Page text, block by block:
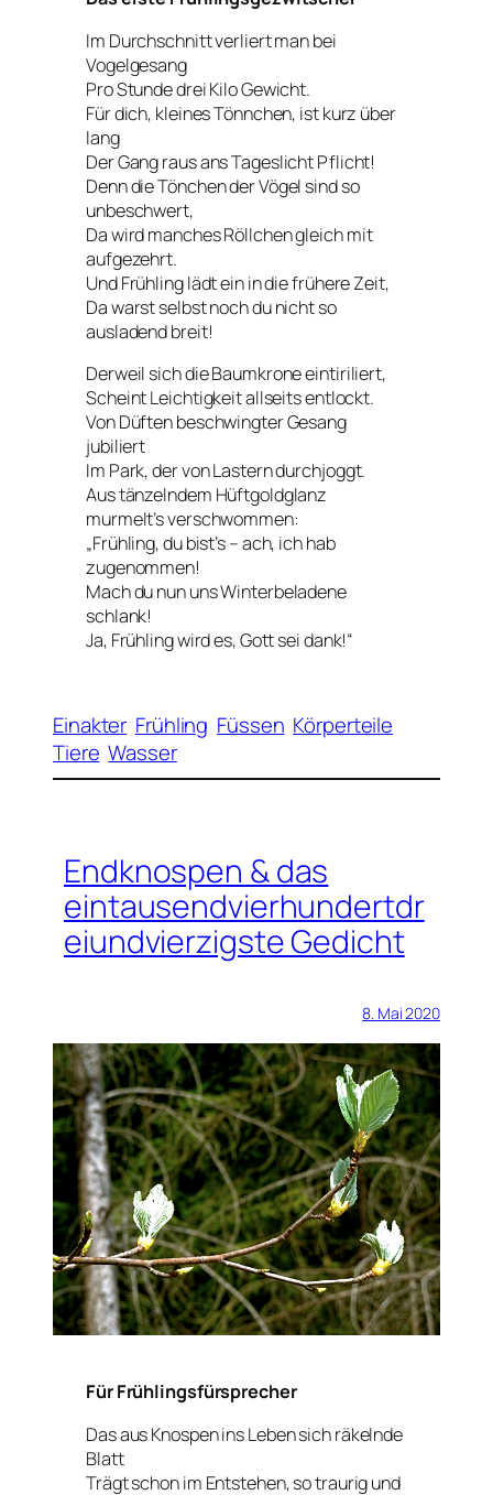
Im Durchschnitt verliert man bei
Vogelgesang
Pro Stunde drei Kilo Gewicht.
Für dich, kleines Tönnchen, ist kurz über
lang
Der Gang raus ans Tageslicht Pflicht!
Denn die Tönchen der Vögel sind so
unbeschwert,
Da wird manches Röllchen gleich mit
aufgezehrt.
Und Frühling lädt ein in die frühere Zeit,
Da warst selbst noch du nicht so
ausladend breit!
Derweil sich die Baumkrone eintiriliert,
Scheint Leichtigkeit allseits entlockt.
Von Düften beschwingter Gesang
jubiliert
Im Park, der von Lastern durchjoggt.
Aus tänzelndem Hüftgoldglanz
murmelt’s verschwommen:
„Frühling, du bist’s – ach, ich hab
zugenommen!
Mach du nun uns Winterbeladene
schlank!
Ja, Frühling wird es, Gott sei dank!“
Einakter Frühling Füssen Körperteile
Tiere Wasser
Endknospen & das
eintausendvierhundertdr
eiundvierzigste Gedicht
8. Mai 2020
Für Frühlingsfürsprecher
Das aus Knospen ins Leben sich räkelnde
Blatt
Trägt schon im Entstehen, so traurig und